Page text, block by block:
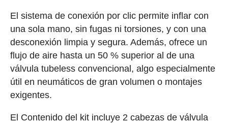
El sistema de conexión por clic permite inflar con
una sola mano, sin fugas ni torsiones, y con una
desconexión limpia y segura. Además, ofrece un
flujo de aire hasta un 50 % superior al de una
válvula tubeless convencional, algo especialmente
útil en neumáticos de gran volumen o montajes
exigentes.
El Contenido del kit incluye 2 cabezas de válvula